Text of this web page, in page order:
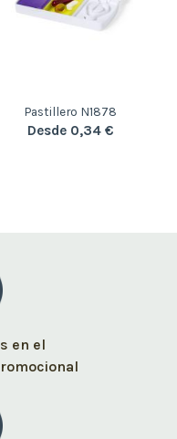
Pastillero N1878
Desde 0,34 €
en el